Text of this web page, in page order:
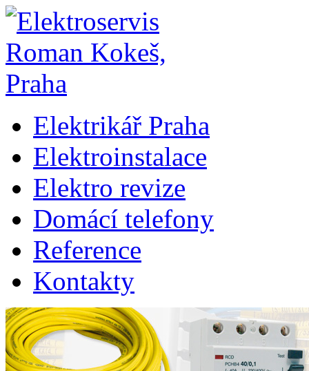
Elektrikář Praha
Elektroinstalace
Elektro revize
Domácí telefony
Reference
Kontakty